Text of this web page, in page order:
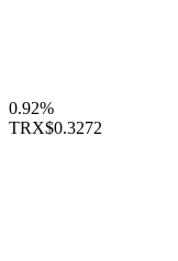
0.92%
TRX$0.3272